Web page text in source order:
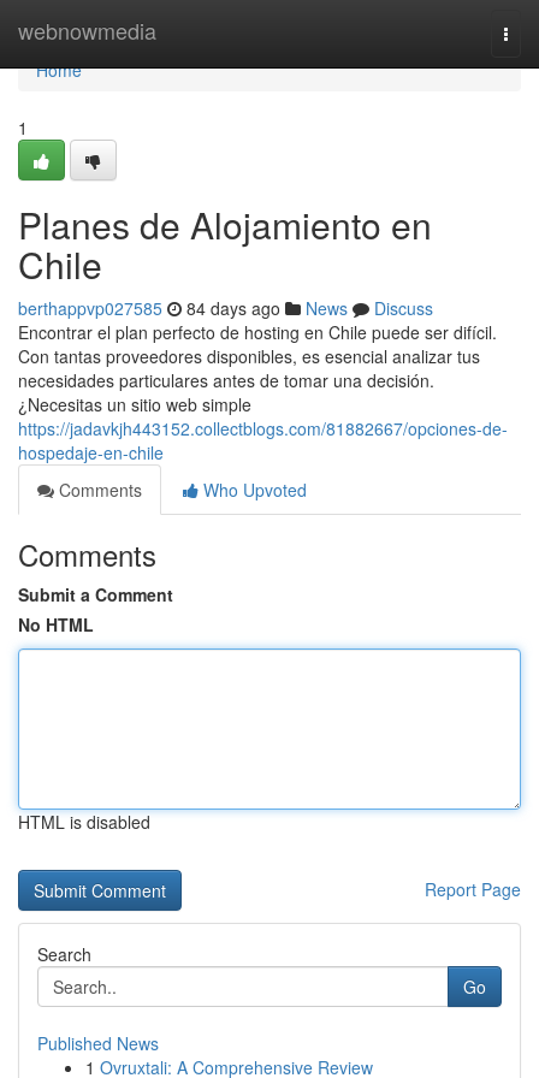
webnowmedia
Home
Home
1
Planes de Alojamiento en
Chile
berthappvp027585 84 days ago News
Discuss
Encontrar el plan perfecto de hosting en Chile puede ser difícil.
Con tantas proveedores disponibles, es esencial analizar tus
necesidades particulares antes de tomar una decisión.
¿Necesitas un sitio web simple
https://jadavkjh443152.collectblogs.com/81882667/opciones-de-
hospedaje-en-chile
Comments
Who Upvoted
Comments
Submit a Comment
No HTML
HTML is disabled
Report Page
Search
Go
Published News
1 Ovruxtali: A Comprehensive Review